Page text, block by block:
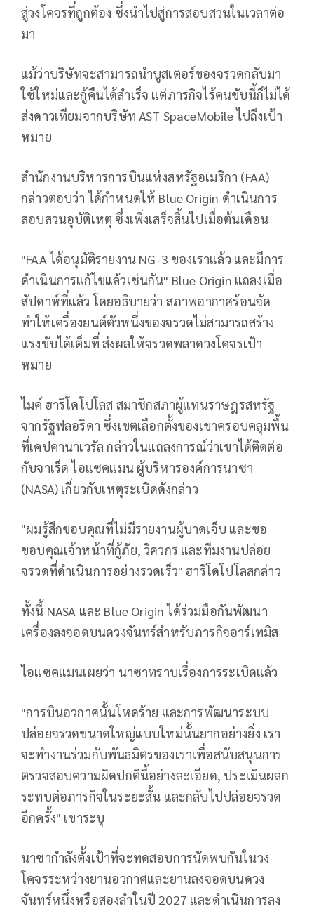
สู่วงโคจรที่ถูกต้อง ซึ่งนำไปสู่การสอบสวนในเวลาต่อ
มา
แม้ว่าบริษัทจะสามารถนำบูสเตอร์ของจรวดกลับมา
ใช้ใหม่และกู้คืนได้สำเร็จ แต่ภารกิจไร้คนขับนี้ก็ไม่ได้
ส่งดาวเทียมจากบริษัท AST SpaceMobile ไปถึงเป้า
หมาย
สำนักงานบริหารการบินแห่งสหรัฐอเมริกา (FAA)
กล่าวตอบว่า ได้กำหนดให้ Blue Origin ดำเนินการ
สอบสวนอุบัติเหตุ ซึ่งเพิ่งเสร็จสิ้นไปเมื่อต้นเดือน
"FAA ได้อนุมัติรายงาน NG-3 ของเราแล้ว และมีการ
ดำเนินการแก้ไขแล้วเช่นกัน" Blue Origin แถลงเมื่อ
สัปดาห์ที่แล้ว โดยอธิบายว่า สภาพอากาศร้อนจัด
ทำให้เครื่องยนต์ตัวหนึ่งของจรวดไม่สามารถสร้าง
แรงขับได้เต็มที่ ส่งผลให้จรวดพลาดวงโคจรเป้า
หมาย
ไมค์ ฮาริโดโปโลส สมาชิกสภาผู้แทนราษฎรสหรัฐ
จากรัฐฟลอริดา ซึ่งเขตเลือกตั้งของเขาครอบคลุมพื้น
ที่เคปคานาเวรัล กล่าวในแถลงการณ์ว่าเขาได้ติดต่อ
กับจาเร็ด ไอแซคแมน ผู้บริหารองค์การนาซา
(NASA) เกี่ยวกับเหตุระเบิดดังกล่าว
"ผมรู้สึกขอบคุณที่ไม่มีรายงานผู้บาดเจ็บ และขอ
ขอบคุณเจ้าหน้าที่กู้ภัย, วิศวกร และทีมงานปล่อย
จรวดที่ดำเนินการอย่างรวดเร็ว" ฮาริโดโปโลสกล่าว
ทั้งนี้ NASA และ Blue Origin ได้ร่วมมือกันพัฒนา
เครื่องลงจอดบนดวงจันทร์สำหรับภารกิจอาร์เทมิส
ไอแซคแมนเผยว่า นาซาทราบเรื่องการระเบิดแล้ว
"การบินอวกาศนั้นโหดร้าย และการพัฒนาระบบ
ปล่อยจรวดขนาดใหญ่แบบใหม่นั้นยากอย่างยิ่ง เรา
จะทำงานร่วมกับพันธมิตรของเราเพื่อสนับสนุนการ
ตรวจสอบความผิดปกตินี้อย่างละเอียด, ประเมินผลก
ระทบต่อภารกิจในระยะสั้น และกลับไปปล่อยจรวด
อีกครั้ง" เขาระบุ
นาซากำลังตั้งเป้าที่จะทดสอบการนัดพบกันในวง
โคจรระหว่างยานอวกาศและยานลงจอดบนดวง
จันทร์หนึ่งหรือสองลำในปี 2027 และดำเนินการลง